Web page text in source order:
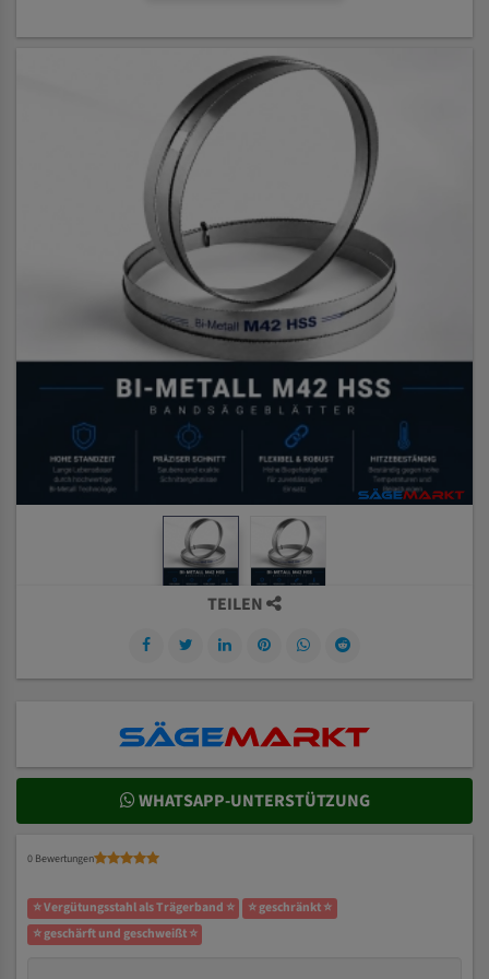
TEILEN
WHATSAPP-UNTERSTÜTZUNG
0 Bewertungen
⭐ Vergütungsstahl als Trägerband ⭐
⭐ geschränkt ⭐
⭐ geschärft und geschweißt ⭐